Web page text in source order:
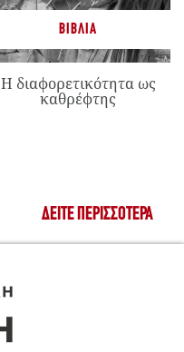
ΒΙΒΛΊΑ
Η διαφορετικότητα ως
καθρέφτης
ΔΕΊΤΕ ΠΕΡΙΣΣΌΤΕΡΑ